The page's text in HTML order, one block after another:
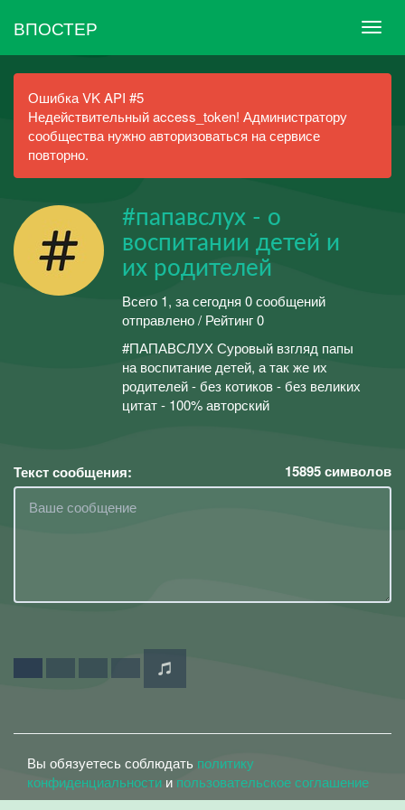
ВПОСТЕР
Ошибка VK API #5
Недействительный access_token! Администратору
сообщества нужно авторизоваться на сервисе
повторно.
#папавслух - о
воспитании детей и
их родителей
Всего 1, за сегодня 0 сообщений
отправлено / Рейтинг 0
#ПАПАВСЛУХ Суровый взгляд папы
на воспитание детей, а так же их
родителей - без котиков - без великих
цитат - 100% авторский
Текст сообщения: 15895символов
Вы обязуетесь соблюдать политику
конфиденциальности и пользовательское соглашение